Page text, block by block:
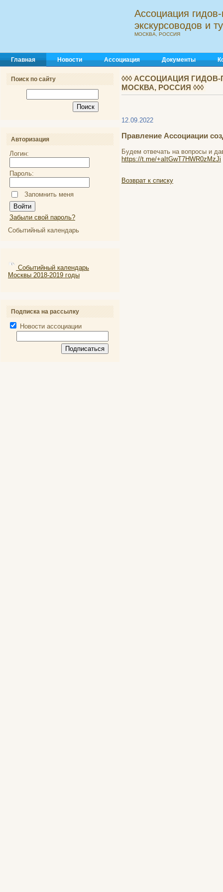
Ассоциация
экскурсоводов и
МОСКВА, РОССИЯ
Главная Новости Ассоциация Документы
Поиск по сайту
Авторизация
Логин:
Пароль:
Запомнить меня
Забыли свой пароль?
Событийный календарь
Событийный календарь
Москвы 2018-2019 годы
Подписка на рассылку
Новости ассоциации
◊◊◊ АССОЦИАЦИЯ
МОСКВА, РОССИЯ ◊◊◊
12.09.2022
Правление Ассоциации
Будем отвечать на вопросы и
https://t.me/+aItGwT7HWR0zMzJi
Возврат к списку